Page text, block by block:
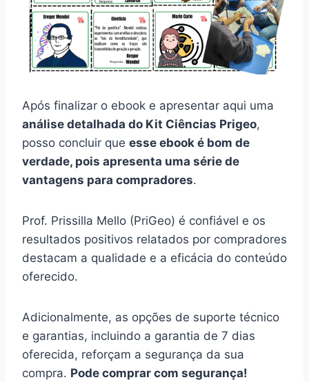
Após finalizar o ebook e apresentar aqui uma
análise detalhada do Kit Ciências Prigeo,
posso concluir que esse ebook é bom de
verdade, pois apresenta uma série de
vantagens para compradores.
Prof. Prissilla Mello (PriGeo) é confiável e os
resultados positivos relatados por compradores
destacam a qualidade e a eficácia do conteúdo
oferecido.
Adicionalmente, as opções de suporte técnico
e garantias, incluindo a garantia de 7 dias
oferecida, reforçam a segurança da sua
compra. Pode comprar com segurança!